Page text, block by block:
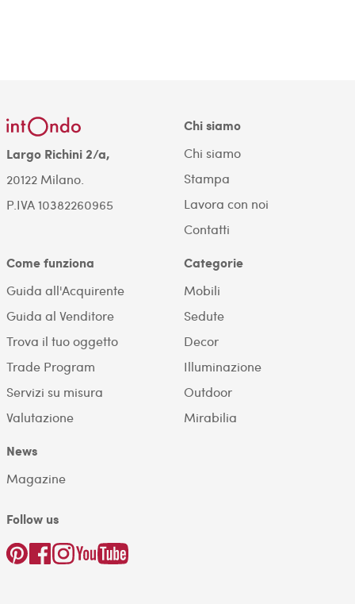
Largo Richini 2/a,
20122 Milano.
P.IVA 10382260965
Chi siamo
Chi siamo
Stampa
Lavora con noi
Contatti
Come funziona
Guida all'Acquirente
Guida al Venditore
Trova il tuo oggetto
Trade Program
Servizi su misura
Valutazione
Categorie
Mobili
Sedute
Decor
Illuminazione
Outdoor
Mirabilia
News
Magazine
Follow us